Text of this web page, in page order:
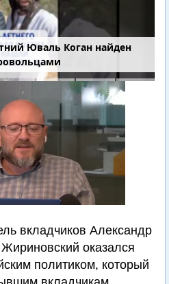
Юваль Коган найден
вкладчиков Александр
оказался
политиком, который